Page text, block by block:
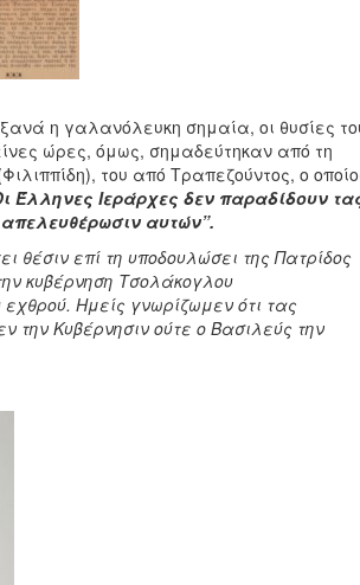
η γαλανόλευκη σημαία, οι θυσίες
ώρες, όμως, σημαδεύτηκαν από τη
του από Τραπεζούντος, ο
Έλληνες Ιεράρχες δεν παραδίδουν
αυτών”.
θέσιν επί τη υποδουλώσει της Πατρίδος
κυβέρνηση Τσολάκογλου
Ημείς γνωρίζωμεν ότι τας
την Κυβέρνησιν ούτε ο Βασιλεύς την